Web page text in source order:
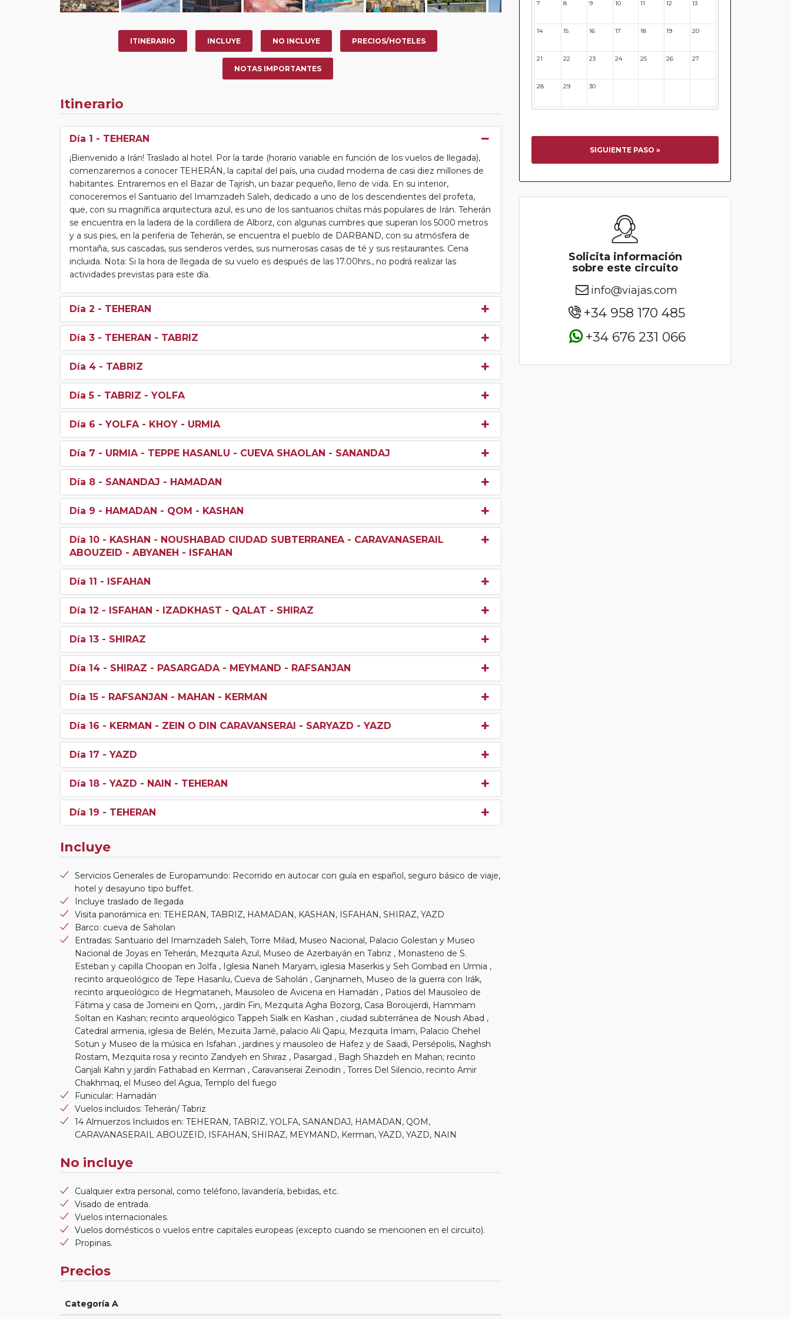
ITINERARIO INCLUYE NO INCLUYE PRECIOS/HOTELES
NOTAS IMPORTANTES
Itinerario
Día 1 - TEHERAN
¡Bienvenido a Irán! Traslado al hotel. Por la tarde (horario variable en función de los vuelos de llegada),
comenzaremos a conocer TEHERÁN, la capital del país, una ciudad moderna de casi diez millones de
habitantes. Entraremos en el Bazar de Tajrish, un bazar pequeño, lleno de vida. En su interior,
conoceremos el Santuario del Imamzadeh Saleh, dedicado a uno de los descendientes del profeta,
que, con su magnífica arquitectura azul, es uno de los santuarios chiítas más populares de Irán. Teherán
se encuentra en la ladera de la cordillera de Alborz, con algunas cumbres que superan los 5000 metros
y a sus pies, en la periferia de Teherán, se encuentra el pueblo de DARBAND, con su atmósfera de
montaña, sus cascadas, sus senderos verdes, sus numerosas casas de té y sus restaurantes. Cena
incluida. Nota: Si la hora de llegada de su vuelo es después de las 17.00hrs., no podrá realizar las
actividades previstas para este día.
Día 2 - TEHERAN
Día 3 - TEHERAN - TABRIZ
Día 4 - TABRIZ
Día 5 - TABRIZ - YOLFA
Día 6 - YOLFA - KHOY - URMIA
Día 7 - URMIA - TEPPE HASANLU - CUEVA SHAOLAN - SANANDAJ
Día 8 - SANANDAJ - HAMADAN
Día 9 - HAMADAN - QOM - KASHAN
Día 10 - KASHAN - NOUSHABAD CIUDAD SUBTERRANEA - CARAVANASERAIL
ABOUZEID - ABYANEH - ISFAHAN
Día 11 - ISFAHAN
Día 12 - ISFAHAN - IZADKHAST - QALAT - SHIRAZ
Día 13 - SHIRAZ
Día 14 - SHIRAZ - PASARGADA - MEYMAND - RAFSANJAN
Día 15 - RAFSANJAN - MAHAN - KERMAN
Día 16 - KERMAN - ZEIN O DIN CARAVANSERAI - SARYAZD - YAZD
Día 17 - YAZD
Día 18 - YAZD - NAIN - TEHERAN
Día 19 - TEHERAN
Incluye
Servicios Generales de Europamundo: Recorrido en autocar con guía en español, seguro básico de viaje,
hotel y desayuno tipo buffet.
Incluye traslado de llegada
Visita panorámica en: TEHERAN, TABRIZ, HAMADAN, KASHAN, ISFAHAN, SHIRAZ, YAZD
Barco: cueva de Saholan
Entradas: Santuario del Imamzadeh Saleh, Torre Milad, Museo Nacional, Palacio Golestan y Museo
Nacional de Joyas en Teherán, Mezquita Azul, Museo de Azerbaiyán en Tabriz , Monasterio de S.
Esteban y capilla Choopan en Jolfa , Iglesia Naneh Maryam, iglesia Maserkis y Seh Gombad en Urmia ,
recinto arqueológico de Tepe Hasanlu, Cueva de Saholán , Ganjnameh, Museo de la guerra con Irák,
recinto arqueológico de Hegmataneh, Mausoleo de Avicena en Hamadán , Patios del Mausoleo de
Fátima y casa de Jomeini en Qom, , jardín Fin, Mezquita Agha Bozorg, Casa Boroujerdi, Hammam
Soltan en Kashan; recinto arqueológico Tappeh Sialk en Kashan , ciudad subterránea de Noush Abad ,
Catedral armenia, iglesia de Belén, Mezuita Jamé, palacio Ali Qapu, Mezquita Imam, Palacio Chehel
Sotun y Museo de la música en Isfahan , jardines y mausoleo de Hafez y de Saadi, Persépolis, Naghsh
Rostam, Mezquita rosa y recinto Zandyeh en Shiraz , Pasargad , Bagh Shazdeh en Mahan; recinto
Ganjali Kahn y jardín Fathabad en Kerman , Caravanserai Zeinodin , Torres Del Silencio, recinto Amir
Chakhmaq, el Museo del Agua, Templo del fuego
Funicular: Hamadán
Vuelos incluidos: Teherán/ Tabriz
14 Almuerzos Incluidos en: TEHERAN, TABRIZ, YOLFA, SANANDAJ, HAMADAN, QOM,
CARAVANASERAIL ABOUZEID, ISFAHAN, SHIRAZ, MEYMAND, Kerman, YAZD, YAZD, NAIN
No incluye
Cualquier extra personal, como teléfono, lavandería, bebidas, etc.
Visado de entrada.
Vuelos internacionales.
Vuelos domésticos o vuelos entre capitales europeas (excepto cuando se mencionen en el circuito).
Propinas.
Precios
Categoría A
7 8 9 10 11 12 13
14 15 16 17 18 19 20
21 22 23 24 25 26 27
28 29 30
SIGUIENTE PASO »
Solicita información
sobre este circuito
info@viajas.com
+34 958 170 485
+34 676 231 066